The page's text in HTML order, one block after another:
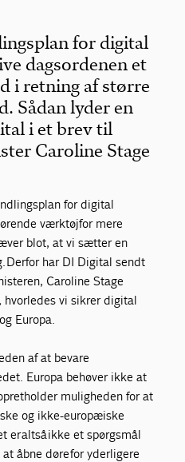
for digital
dagsordenen et
i retning af større
Sådan lyder en
i et brev til
Caroline Stage
for digital
værktøjformere
blot, atvi sætter en
Derfor har DI Digital sendt
Caroline Stage
hvorledes vi sikrer digital
Europa.
af at bevare
Europa behøver ikke at
muligheden for at
og ikke-europæiske
eraltsåikke et spørgsmål
åbne dørefor yderligere